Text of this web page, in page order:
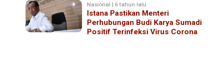
Nasional | 6 tahun lalu
Istana Pastikan Menteri
Perhubungan Budi Karya Sumadi
Positif Terinfeksi Virus Corona